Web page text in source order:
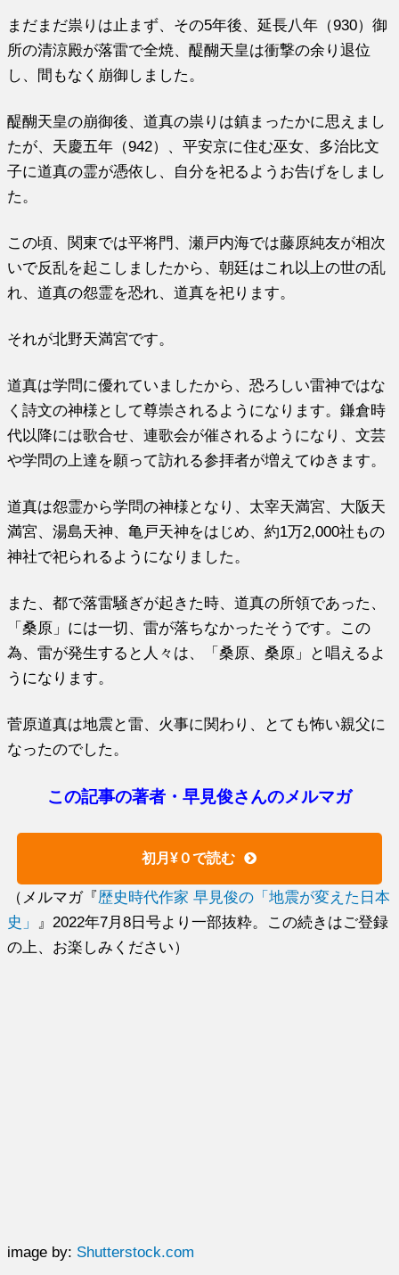
まだまだ祟りは止まず、その5年後、延長八年（930）御
所の清涼殿が落雷で全焼、醍醐天皇は衝撃の余り退位
し、間もなく崩御しました。
醍醐天皇の崩御後、道真の祟りは鎮まったかに思えまし
たが、天慶五年（942）、平安京に住む巫女、多治比文
子に道真の霊が憑依し、自分を祀るようお告げをしまし
た。
この頃、関東では平将門、瀬戸内海では藤原純友が相次
いで反乱を起こしましたから、朝廷はこれ以上の世の乱
れ、道真の怨霊を恐れ、道真を祀ります。
それが北野天満宮です。
道真は学問に優れていましたから、恐ろしい雷神ではな
く詩文の神様として尊崇されるようになります。鎌倉時
代以降には歌合せ、連歌会が催されるようになり、文芸
や学問の上達を願って訪れる参拝者が増えてゆきます。
道真は怨霊から学問の神様となり、太宰天満宮、大阪天
満宮、湯島天神、亀戸天神をはじめ、約1万2,000社もの
神社で祀られるようになりました。
また、都で落雷騒ぎが起きた時、道真の所領であった、
「桑原」には一切、雷が落ちなかったそうです。この
為、雷が発生すると人々は、「桑原、桑原」と唱えるよ
うになります。
菅原道真は地震と雷、火事に関わり、とても怖い親父に
なったのでした。
この記事の著者・早見俊さんのメルマガ
初月¥０で読む
（メルマガ『歴史時代作家 早見俊の「地震が変えた日本
史」
』2022年7月8日号より一部抜粋。この続きはご登録
の上、お楽しみください）
image by: Shutterstock.com